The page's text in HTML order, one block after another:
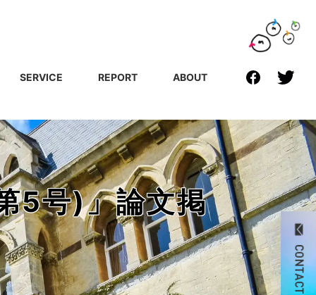
SERVICE REPORT ABOUT
5号)」論文掲